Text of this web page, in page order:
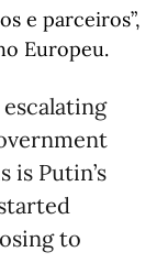
e parceiros”,
Europeu.
is Putin’s
to